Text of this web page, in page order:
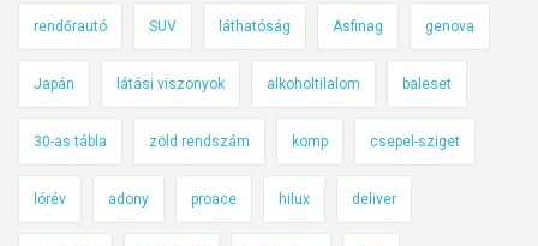
rendőrautó SUV láthatóság Asfinag genova
Japán látási viszonyok alkoholtilalom baleset
30-as tábla zöld rendszám komp csepel-sziget
lórév adony proace hilux deliver